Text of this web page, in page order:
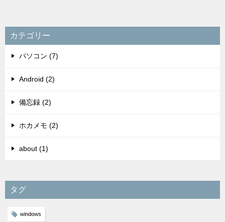
カテゴリー
パソコン (7)
Android (2)
備忘録 (2)
ホカメモ (2)
about (1)
タグ
windows